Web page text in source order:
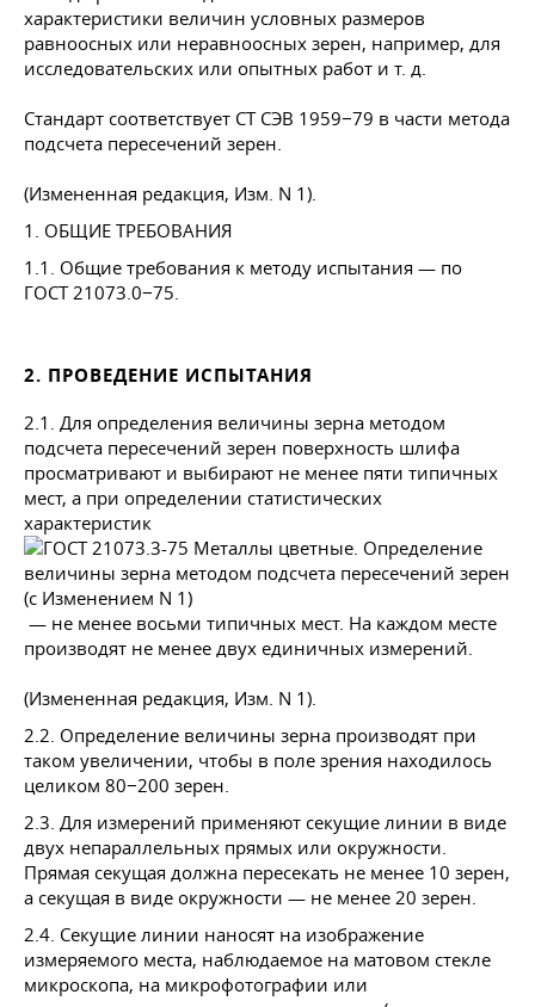
характеристики величин условных размеров
равноосных или неравноосных зерен, например, для
исследовательских или опытных работ и т. д.
Стандарт соответствует СТ СЭВ 1959−79 в части метода
подсчета пересечений зерен.
(Измененная редакция, Изм. N 1).
1. ОБЩИЕ ТРЕБОВАНИЯ
1.1. Общие требования к методу испытания — по
ГОСТ 21073.0−75.
2. ПРОВЕДЕНИЕ ИСПЫТАНИЯ
2.1. Для определения величины зерна методом
подсчета пересечений зерен поверхность шлифа
просматривают и выбирают не менее пяти типичных
мест, а при определении статистических
характеристик
— не менее восьми типичных мест. На каждом месте
производят не менее двух единичных измерений.
(Измененная редакция, Изм. N 1).
2.2. Определение величины зерна производят при
таком увеличении, чтобы в поле зрения находилось
целиком 80−200 зерен.
2.3. Для измерений применяют секущие линии в виде
двух непараллельных прямых или окружности.
Прямая секущая должна пересекать не менее 10 зерен,
а секущая в виде окружности — не менее 20 зерен.
2.4. Секущие линии наносят на изображение
измеряемого места, наблюдаемое на матовом стекле
микроскопа, на микрофотографии или